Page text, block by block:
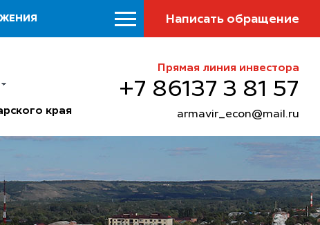
Написать обращение
края
Прямая линия инвестора
+7 86137 3 81 57
armavir_econ@mail.ru